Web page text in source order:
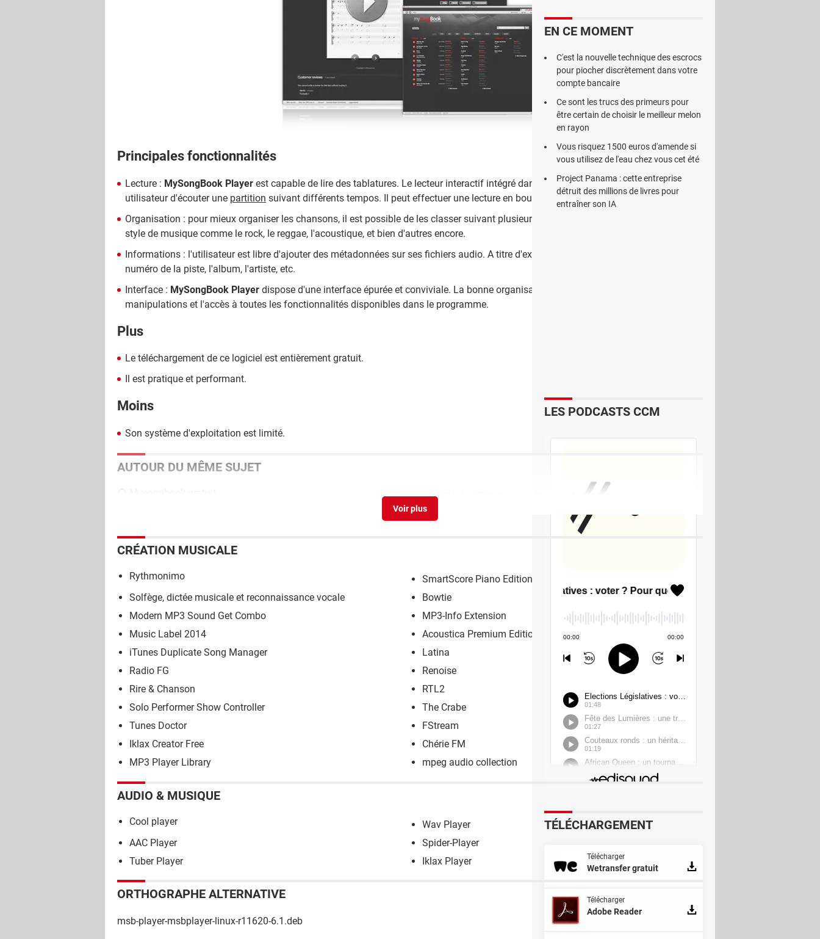
Principales fonctionnalités
Lecture : MySongBook Player est capable de lire des tablatures. Le lecteur interactif intégré dans ce programme permet à son
utilisateur d'écouter une partition suivant différents tempos. Il peut effectuer une lecture en boucle.
Organisation : pour mieux organiser les chansons, il est possible de les classer suivant plusieurs critères et paramètres, par exemple le
style de musique comme le rock, le reggae, l'acoustique, et bien d'autres encore.
Informations : l'utilisateur est libre d'ajouter des métadonnées sur ses fichiers audio. A titre d'exemple, on peut citer la durée et le
numéro de la piste, l'album, l'artiste, etc.
Interface : MySongBook Player dispose d'une interface épurée et conviviale. La bonne organisation de l'affichage facilite les
manipulations et l'accès à toutes les fonctionnalités disponibles dans le programme.
Plus
Le téléchargement de ce logiciel est entièrement gratuit.
Il est pratique et performant.
Moins
Son système d'exploitation est limité.
AUTOUR DU MÊME SUJET
SongBook
CRÉATION MUSICALE
Rythmonimo
SmartScore Piano Edition
Solfège, dictée musicale et reconnaissance vocale
Bowtie
Modern MP3 Sound Get Combo
MP3-Info Extension
Music Label 2014
Acoustica Premium Edition
iTunes Duplicate Song Manager
Latina
Radio FG
Renoise
Rire & Chanson
RTL2
Solo Performer Show Controller
The Crabe
Tunes Doctor
FStream
Iklax Creator Free
Chérie FM
MP3 Player Library
mpeg audio collection
AUDIO & MUSIQUE
Cool player
Wav Player
AAC Player
Spider-Player
Tuber Player
Iklax Player
ORTHOGRAPHE ALTERNATIVE
msb-player-msbplayer-linux-r11620-6.1.deb
EN CE MOMENT
C'est la nouvelle technique des escrocs
pour piocher discrètement dans votre
compte bancaire
Ce sont les trucs des primeurs pour
être certain de choisir le meilleur melon
en rayon
Vous risquez 1500 euros d'amende si
vous utilisez de l'eau chez vous cet été
Project Panama : cette entreprise
détruit des millions de livres pour
entraîner son IA
LES PODCASTS CCM
TÉLÉCHARGEMENT
Télécharger
Wetransfer gratuit
Télécharger
Adobe Reader